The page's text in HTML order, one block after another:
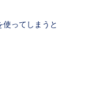
ってしまうと